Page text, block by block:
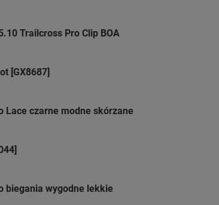
Trailcross Pro Clip BOA
[GX8687]
Lace czarne modne skórzane
biegania wygodne lekkie